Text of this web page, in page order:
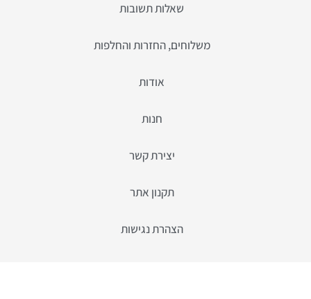
שאלות תשובות
משלוחים, החזרות והחלפות
אודות
חנות
יצירת קשר
תקנון אתר
הצהרת נגישות